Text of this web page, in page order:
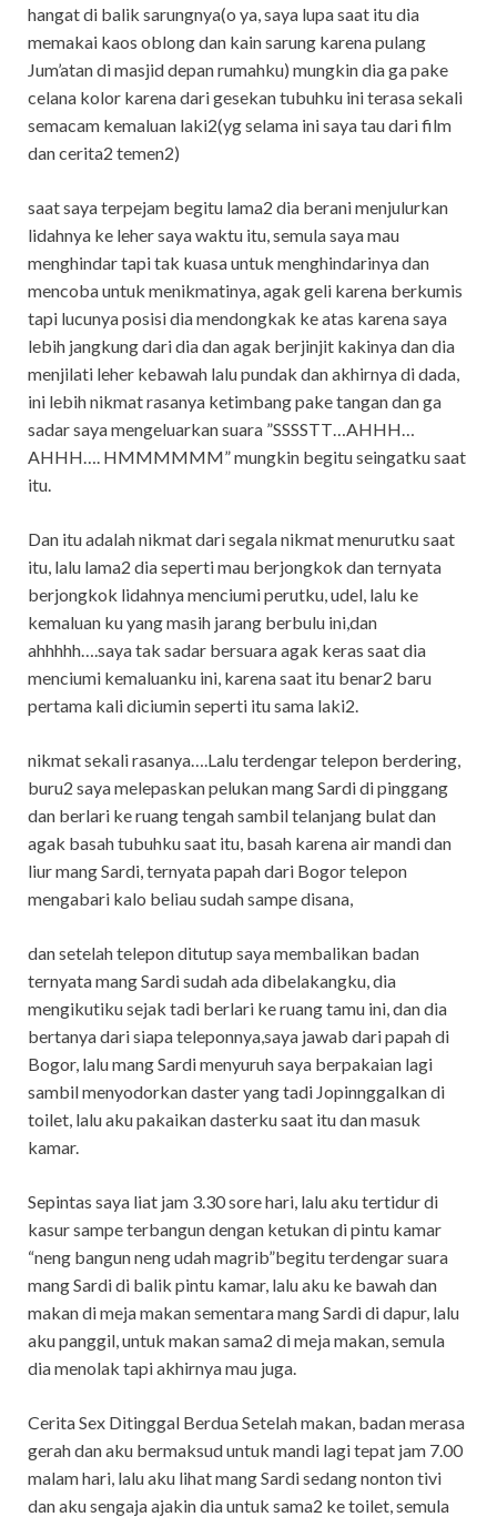
hangat di balik sarungnya(o ya, saya lupa saat itu dia
memakai kaos oblong dan kain sarung karena pulang
Jum’atan di masjid depan rumahku) mungkin dia ga pake
celana kolor karena dari gesekan tubuhku ini terasa sekali
semacam kemaluan laki2(yg selama ini saya tau dari film
dan cerita2 temen2)
saat saya terpejam begitu lama2 dia berani menjulurkan
lidahnya ke leher saya waktu itu, semula saya mau
menghindar tapi tak kuasa untuk menghindarinya dan
mencoba untuk menikmatinya, agak geli karena berkumis
tapi lucunya posisi dia mendongkak ke atas karena saya
lebih jangkung dari dia dan agak berjinjit kakinya dan dia
menjilati leher kebawah lalu pundak dan akhirnya di dada,
ini lebih nikmat rasanya ketimbang pake tangan dan ga
sadar saya mengeluarkan suara ”SSSSTT…AHHH…
AHHH…. HMMMMMM” mungkin begitu seingatku saat
itu.
Dan itu adalah nikmat dari segala nikmat menurutku saat
itu, lalu lama2 dia seperti mau berjongkok dan ternyata
berjongkok lidahnya menciumi perutku, udel, lalu ke
kemaluan ku yang masih jarang berbulu ini,dan
ahhhhh….saya tak sadar bersuara agak keras saat dia
menciumi kemaluanku ini, karena saat itu benar2 baru
pertama kali diciumin seperti itu sama laki2.
nikmat sekali rasanya….Lalu terdengar telepon berdering,
buru2 saya melepaskan pelukan mang Sardi di pinggang
dan berlari ke ruang tengah sambil telanjang bulat dan
agak basah tubuhku saat itu, basah karena air mandi dan
liur mang Sardi, ternyata papah dari Bogor telepon
mengabari kalo beliau sudah sampe disana,
dan setelah telepon ditutup saya membalikan badan
ternyata mang Sardi sudah ada dibelakangku, dia
mengikutiku sejak tadi berlari ke ruang tamu ini, dan dia
bertanya dari siapa teleponnya,saya jawab dari papah di
Bogor, lalu mang Sardi menyuruh saya berpakaian lagi
sambil menyodorkan daster yang tadi Jopinnggalkan di
toilet, lalu aku pakaikan dasterku saat itu dan masuk
kamar.
Sepintas saya liat jam 3.30 sore hari, lalu aku tertidur di
kasur sampe terbangun dengan ketukan di pintu kamar
“neng bangun neng udah magrib”begitu terdengar suara
mang Sardi di balik pintu kamar, lalu aku ke bawah dan
makan di meja makan sementara mang Sardi di dapur, lalu
aku panggil, untuk makan sama2 di meja makan, semula
dia menolak tapi akhirnya mau juga.
Cerita Sex Ditinggal Berdua Setelah makan, badan merasa
gerah dan aku bermaksud untuk mandi lagi tepat jam 7.00
malam hari, lalu aku lihat mang Sardi sedang nonton tivi
dan aku sengaja ajakin dia untuk sama2 ke toilet, semula